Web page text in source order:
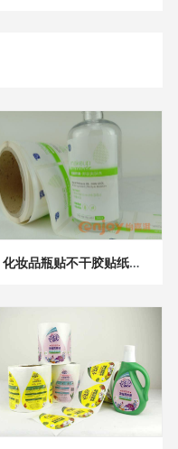
化妆品瓶贴不干胶贴纸印刷